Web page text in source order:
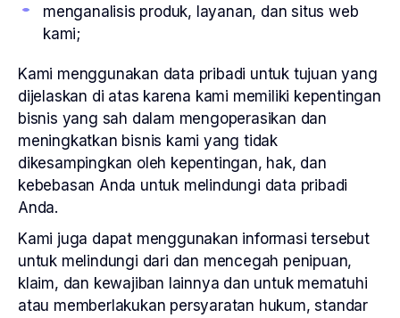
menganalisis produk, layanan, dan situs web
kami;
Kami menggunakan data pribadi untuk tujuan yang
dijelaskan di atas karena kami memiliki kepentingan
bisnis yang sah dalam mengoperasikan dan
meningkatkan bisnis kami yang tidak
dikesampingkan oleh kepentingan, hak, dan
kebebasan Anda untuk melindungi data pribadi
Anda.
Kami juga dapat menggunakan informasi tersebut
untuk melindungi dari dan mencegah penipuan,
klaim, dan kewajiban lainnya dan untuk mematuhi
atau memberlakukan persyaratan hukum, standar